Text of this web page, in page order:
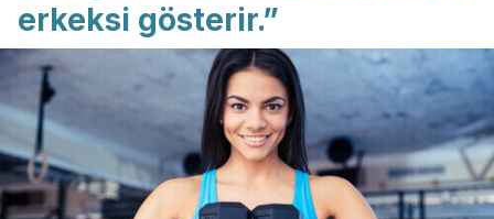
erkeksi gösterir.”